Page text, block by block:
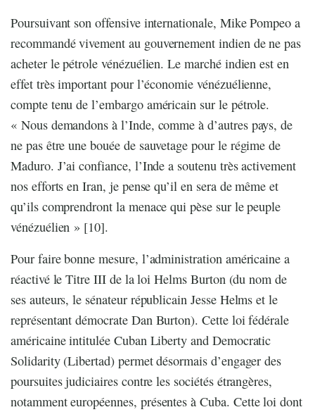
Poursuivant son offensive internationale, Mike Pompeo a
recommandé vivement au gouvernement indien de ne pas
acheter le pétrole vénézuélien. Le marché indien est en
effet très important pour l’économie vénézuélienne,
compte tenu de l’embargo américain sur le pétrole.
« Nous demandons à l’Inde, comme à d’autres pays, de
ne pas être une bouée de sauvetage pour le régime de
Maduro. J’ai confiance, l’Inde a soutenu très activement
nos efforts en Iran, je pense qu’il en sera de même et
qu’ils comprendront la menace qui pèse sur le peuple
vénézuélien » [10].
Pour faire bonne mesure, l’administration américaine a
réactivé le Titre III de la loi Helms Burton (du nom de
ses auteurs, le sénateur républicain Jesse Helms et le
représentant démocrate Dan Burton). Cette loi fédérale
américaine intitulée Cuban Liberty and Democratic
Solidarity (Libertad) permet désormais d’engager des
poursuites judiciaires contre les sociétés étrangères,
notamment européennes, présentes à Cuba. Cette loi dont